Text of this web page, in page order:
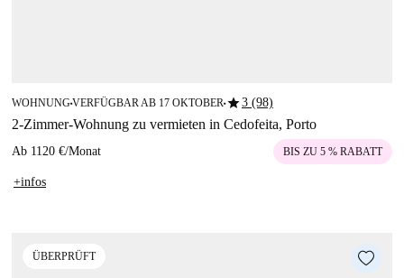
WOHNUNG■VERFÜGBAR AB 17 OKTOBER■star3 (98)
2-Zimmer-Wohnung zu vermieten in Cedofeita, Porto
Ab 1120 €/Monat BIS ZU 5 % RABATT
+infos
ÜBERPRÜFT